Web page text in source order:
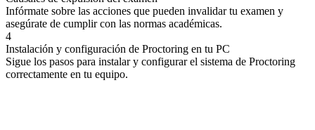
Infórmate sobre las acciones que pueden invalidar tu examen y
asegúrate de cumplir con las normas académicas.
4
Instalación y configuración de Proctoring en tu PC
Sigue los pasos para instalar y configurar el sistema de Proctoring
correctamente en tu equipo.